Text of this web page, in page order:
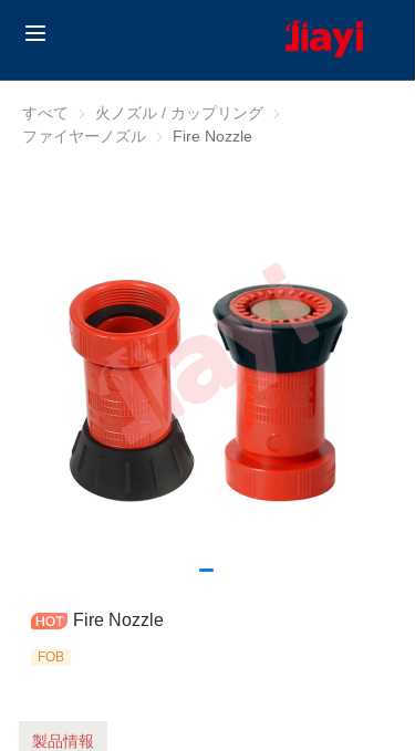
すべて 火ノズル / カップリング 火ノズル / カップリン
ファイヤーノズル ファイヤーノズル
Fire Nozzle
Fire Nozzle
FOB
製品情報
Products
私たちについて
Contact us